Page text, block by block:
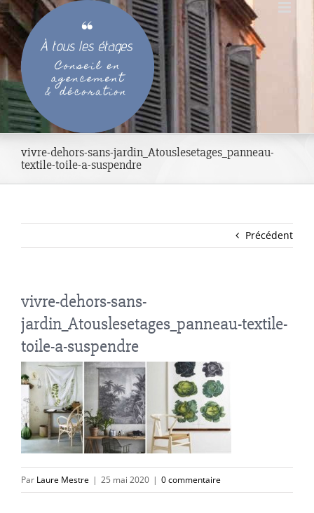
Passer
au
contenu
vivre-dehors-sans-jardin_Atouslesetages_panneau-
textile-toile-a-suspendre
Précédent
vivre-dehors-sans-
jardin_Atouslesetages_panneau-textile-
toile-a-suspendre
Par Laure Mestre | 25 mai 2020 | 0 commentaire